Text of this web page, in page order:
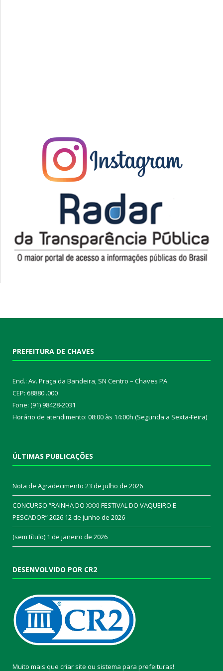
PREFEITURA DE CHAVES
End.: Av. Praça da Bandeira, SN Centro – Chaves PA
CEP: 68880 .000
Fone: (91) 98428-2031
Horário de atendimento: 08:00 às 14:00h (Segunda a Sexta-Feira)
ÚLTIMAS PUBLICAÇÕES
Nota de Agradecimento 23 de julho de 2026
CONCURSO “RAINHA DO XXXI FESTIVAL DO VAQUEIRO E
PESCADOR” 2026 12 de junho de 2026
(sem título) 1 de janeiro de 2026
DESENVOLVIDO POR CR2
Muito mais que criar site ou sistema para prefeituras!